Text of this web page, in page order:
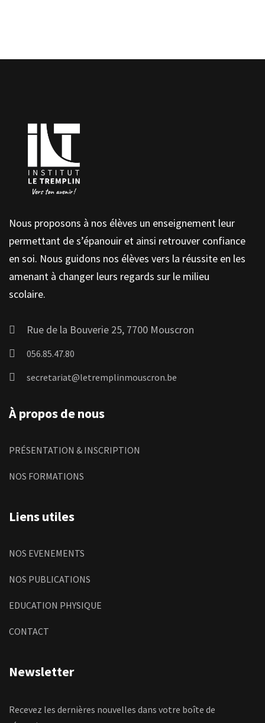
Nous proposons à nos élèves un enseignement leur
permettant de s’épanouir et ainsi retrouver confiance
en soi. Nous guidons nos élèves vers la réussite en les
amenant à changer leurs regards sur le milieu
scolaire.
Rue de la Bouverie 25, 7700 Mouscron
056.85.47.80
secretariat@letremplinmouscron.be
À propos de nous
PRÉSENTATION & INSCRIPTION
NOS FORMATIONS
Liens utiles
NOS EVENEMENTS
NOS PUBLICATIONS
EDUCATION PHYSIQUE
CONTACT
Newsletter
Recevez les dernières nouvelles dans votre boîte de